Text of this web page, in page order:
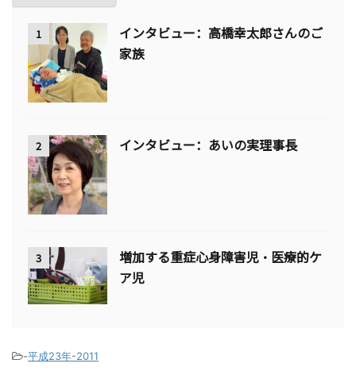
1
インタビュー：高橋幸太郎さんのご
家族
2 インタビュー：あいの実理事長
3
増加する重症心身障害児・医療的ケ
ア児
-平成23年-2011